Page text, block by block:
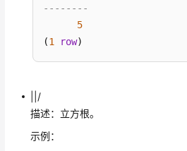
--------
5
(1 row
||/
描述：立方根。
示例：